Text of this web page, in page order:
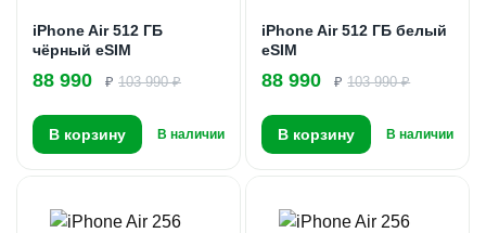
iPhone Air 512 ГБ
чёрный eSIM
88 990 ₽ 103 990 ₽
В корзину В наличии
iPhone Air 512 ГБ белый
eSIM
88 990 ₽103 990 ₽
В корзину В наличии